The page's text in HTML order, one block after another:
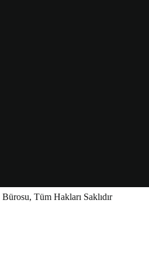
Tüm Hakları Saklıdır